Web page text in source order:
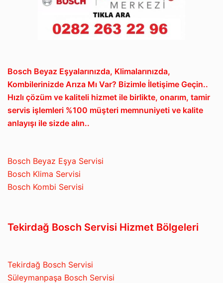
Bosch Beyaz Eşyalarınızda, Klimalarınızda,
Kombilerinizde Arıza Mı Var? Bizimle İletişime Geçin..
Hızlı çözüm ve kaliteli hizmet ile birlikte, onarım, tamir
servis işlemleri %100 müşteri memnuniyeti ve kalite
anlayışı ile sizde alın..
Bosch Beyaz Eşya Servisi
Bosch Klima Servisi
Bosch Kombi Servisi
Tekirdağ Bosch Servisi Hizmet Bölgeleri
Tekirdağ Bosch Servisi
Süleymanpaşa Bosch Servisi